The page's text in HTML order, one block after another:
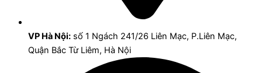
VP Hà Nội: số 1 Ngách 241/26 Liên Mạc, P.Liên Mạc,
Quận Bắc Từ Liêm, Hà Nội